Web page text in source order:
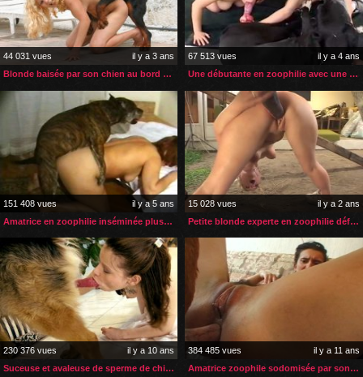
44 031 vues
il y a 3 ans
Blonde baisée par son chien au bord de sa luxueuse piscine
67 513 vues
il y a 4 ans
Une débutante en zoophilie avec une amatrice et un chien
151 408 vues
il y a 5 ans
Amatrice en zoophilie inséminée plusieurs fois par son chien
15 028 vues
il y a 2 ans
Petite blonde experte en zoophilie défoncée par son étalon
230 376 vues
il y a 10 ans
Suceuse et avaleuse de sperme de chien
384 485 vues
il y a 11 ans
Amatrice zoophile sodomisée par son chien